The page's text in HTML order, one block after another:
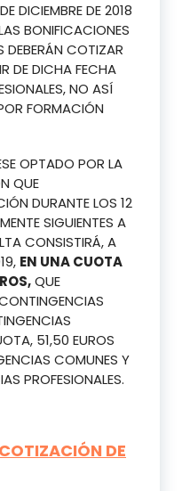
DICIEMBRE DE 2018
BONIFICACIONES
DEBERÁN COTIZAR
DE DICHA FECHA
NO ASÍ
FORMACIÓN
OPTADO POR LA
QUE
DURANTE LOS 12
SIGUIENTES A
CONSISTIRÁ, A
EN UNA CUOTA
QUE
51,50 EUROS
COMUNES Y
PROFESIONALES.
DE